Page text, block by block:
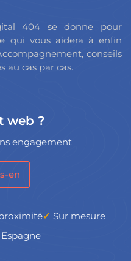
404 se donne pour
qui vous aidera à enfin
conseils
au cas par cas.
web ?
engagement
en
Sur mesure